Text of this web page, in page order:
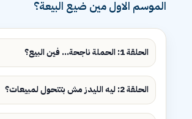
الموسم الاول مين ضيع البيعة؟
الحلقة 1: الحملة ناجحة... فين البيع؟
الحلقة 2: ليه الليدز مش بتتحول لمبيعات؟